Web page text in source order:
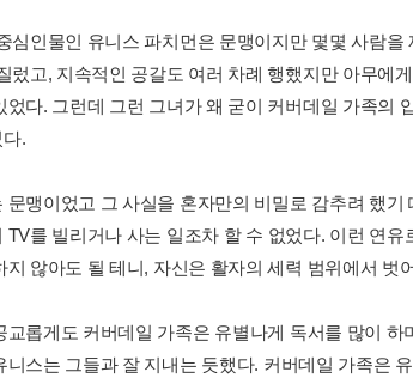
심인물인 유니스 파치먼은 문맹이지만 몇몇 사람
렀고, 지속적인 공갈도 여러 차례 행했지만 아무에
었다. 그런데 그런 그녀가 왜 굳이 커버데일 가족의
.
문맹이었고 그 사실을 혼자만의 비밀로 감추려 했
TV를 빌리거나 사는 일조차 할 수 없었다. 이런 연
지 않아도 될 테니, 자신은 활자의 세력 범위에서 벗
교롭게도 커버데일 가족은 유별나게 독서를 많이
니스는 그들과 잘 지내는 듯했다. 커버데일 가족은